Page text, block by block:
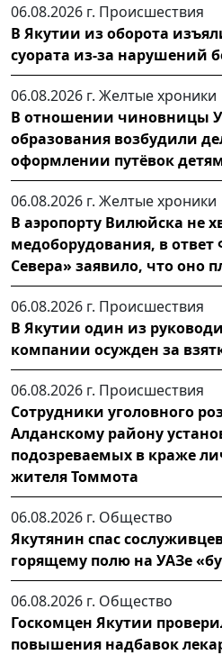
06.08.2026 г. Происшествия
В Якутии из оборота
суората из-за нарушений
06.08.2026 г. Желтые хроники
В отношении чиновницы
образования возбудили
оформлении путёвок
06.08.2026 г. Желтые хроники
В аэропорту Вилюйска не
медоборудования, в
Севера» заявило, что оно
06.08.2026 г. Происшествия
В Якутии один из
компании осужден за
06.08.2026 г. Происшествия
Сотрудники уголовного
Алданскому району
подозреваемых в краже
жителя Томмота
06.08.2026 г. Общество
Якутянин спас
горящему полю на УАЗе
06.08.2026 г. Общество
Госкомцен Якутии
повышения надбавок